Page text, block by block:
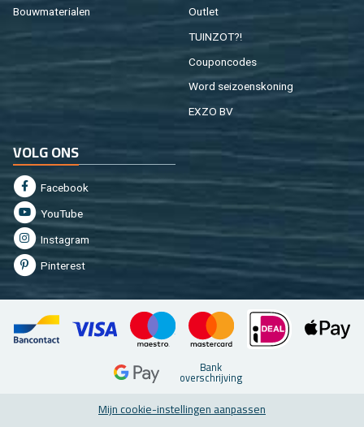
Bouw­ma­te­ri­a­len
Out­let
TUIN­ZOT?!
Cou­pon­co­des
Word sei­zoens­ko­ning
EXZO BV
VOLG ONS
Fa­cebook
You­Tu­be
In­st­agram
Pin­te­rest
Bank
over­schrij­ving
Mijn coo­kie-in­stel­lin­gen aan­pas­sen